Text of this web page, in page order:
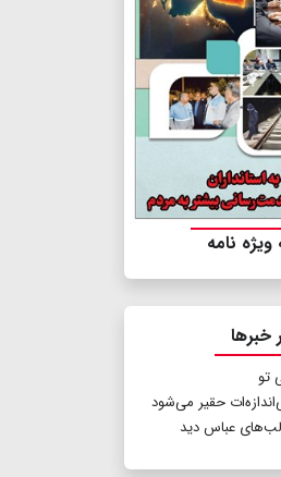
نامه
خبرها
تو
حقیر می‌شود
عباس دید